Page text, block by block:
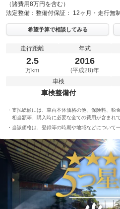
（諸費用8万円を含む）
法定整備： 整備付保証： 12ヶ月・走行無
希望予算で相談してみる
走行距離
2.5
万km
年式
2016
(平成28)年
車検
車検整備付
支払総額には、車両本体価格の他、保険料、税
相当額等、購入時に必要な全ての費用が含まれて
当該価格は、登録等の時期や地域などについて